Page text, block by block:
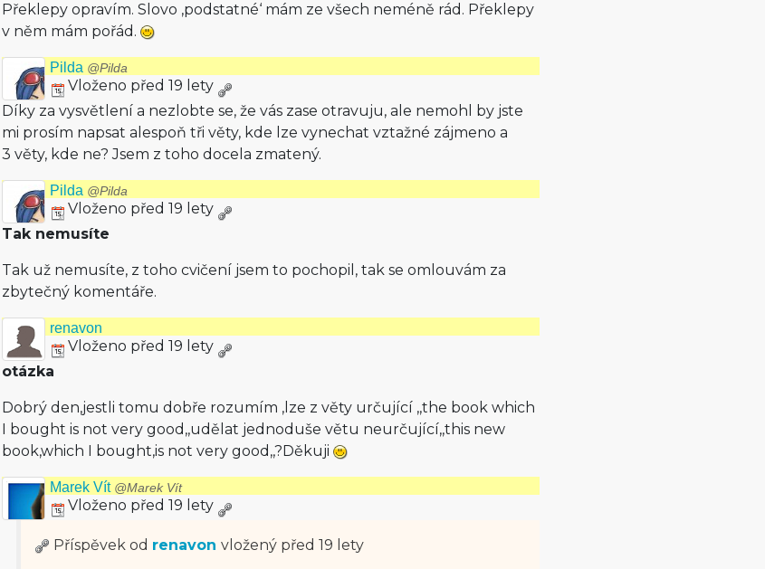
Překlepy opravím. Slovo ‚podstatné‘ mám ze všech neméně rád. Překlepy
v něm mám pořád.
Pilda @Pilda
Vloženo před 19 lety
Díky za vysvětlení a nezlobte se, že vás zase otravuju, ale nemohl by jste
mi prosím napsat alespoň tři věty, kde lze vynechat vztažné zájmeno a
3 věty, kde ne? Jsem z toho docela zmatený.
Pilda @Pilda
Vloženo před 19 lety
Tak nemusíte
Tak už nemusíte, z toho cvičení jsem to pochopil, tak se omlouvám za
zbytečný komentáře.
renavon
Vloženo před 19 lety
otázka
Dobrý den,jestli tomu dobře rozumím ,lze z věty určující ,,the book which
I bought is not very good,,udělat jednoduše větu neurčující,,this new
book,which I bought,is not very good,,?Děkuji
Marek Vít @Marek Vít
Vloženo před 19 lety
Příspěvek od renavon vložený před 19 lety